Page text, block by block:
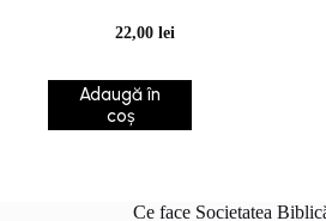
Vol. 1
22,00lei
Adaugă în
coș
Ce face Societatea